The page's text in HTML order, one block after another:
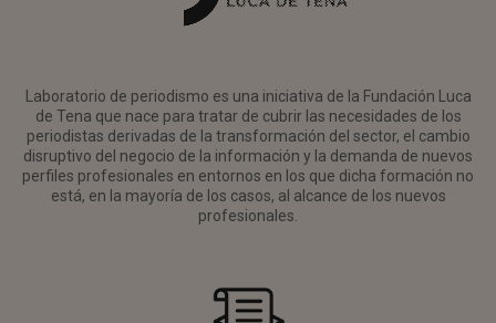
Laboratorio de periodismo es una iniciativa de la Fundación Luca
de Tena que nace para tratar de cubrir las necesidades de los
periodistas derivadas de la transformación del sector, el cambio
disruptivo del negocio de la información y la demanda de nuevos
perfiles profesionales en entornos en los que dicha formación no
está, en la mayoría de los casos, al alcance de los nuevos
profesionales.